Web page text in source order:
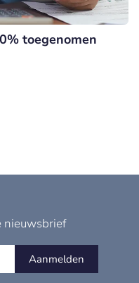
toegenomen
nieuwsbrief
Aanmelden